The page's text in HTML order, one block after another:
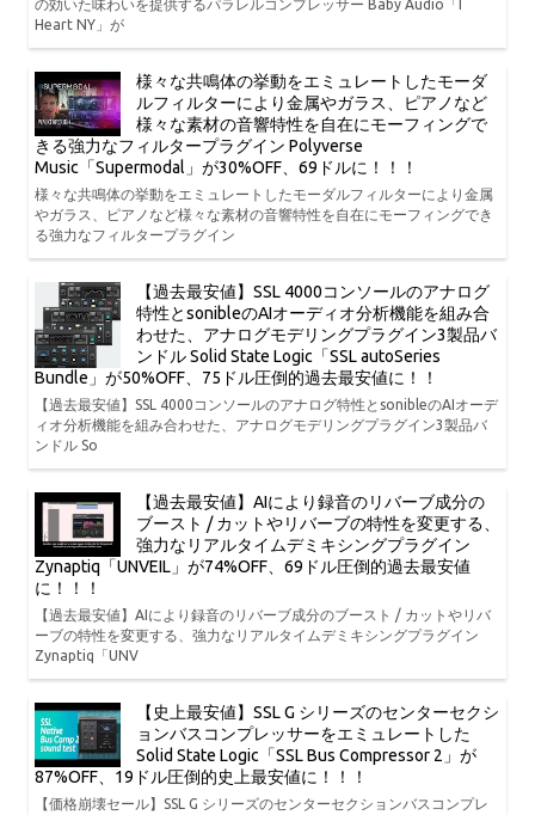
の効いた味わいを提供するパラレルコンプレッサー Baby Audio「I
Heart NY」が
様々な共鳴体の挙動をエミュレートしたモーダ
ルフィルターにより金属やガラス、ピアノなど
様々な素材の音響特性を自在にモーフィングで
きる強力なフィルタープラグイン Polyverse
Music「Supermodal」が30%OFF、69ドルに！！！
様々な共鳴体の挙動をエミュレートしたモーダルフィルターにより金属
やガラス、ピアノなど様々な素材の音響特性を自在にモーフィングでき
る強力なフィルタープラグイン
【過去最安値】SSL 4000コンソールのアナログ
特性とsonibleのAIオーディオ分析機能を組み合
わせた、アナログモデリングプラグイン3製品バ
ンドル Solid State Logic「SSL autoSeries
Bundle」が50%OFF、75ドル圧倒的過去最安値に！！
【過去最安値】SSL 4000コンソールのアナログ特性とsonibleのAIオーデ
ィオ分析機能を組み合わせた、アナログモデリングプラグイン3製品バ
ンドル So
【過去最安値】AIにより録音のリバーブ成分の
ブースト / カットやリバーブの特性を変更する、
強力なリアルタイムデミキシングプラグイン
Zynaptiq「UNVEIL」が74%OFF、69ドル圧倒的過去最安値
に！！！
【過去最安値】AIにより録音のリバーブ成分のブースト / カットやリバ
ーブの特性を変更する、強力なリアルタイムデミキシングプラグイン
Zynaptiq「UNV
【史上最安値】SSL G シリーズのセンターセクシ
ョンバスコンプレッサーをエミュレートした
Solid State Logic「SSL Bus Compressor 2」が
87%OFF、19ドル圧倒的史上最安値に！！！
【価格崩壊セール】SSL G シリーズのセンターセクションバスコンプレ